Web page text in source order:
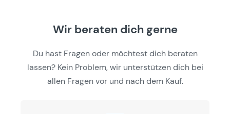
Wir beraten dich gerne
Du hast Fragen oder möchtest dich beraten
lassen? Kein Problem, wir unterstützen dich bei
allen Fragen vor und nach dem Kauf.